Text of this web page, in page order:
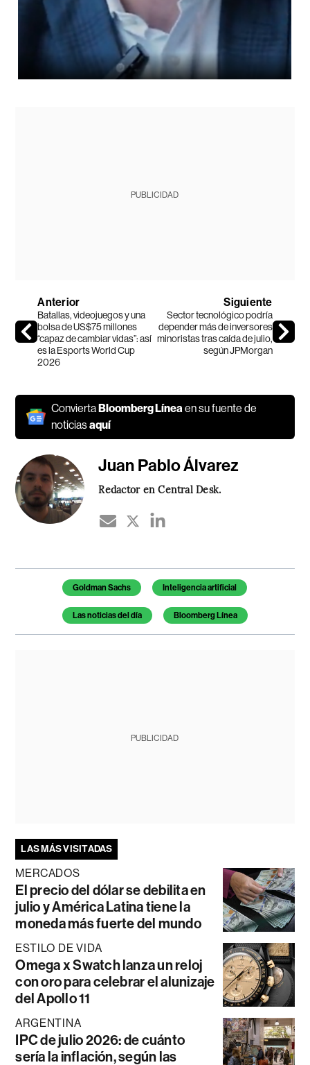
PUBLICIDAD
Anterior
Batallas, videojuegos y una
bolsa de US$75 millones
“capaz de cambiar vidas”: así
es la Esports World Cup
2026
Siguiente
Sector tecnológico podría
depender más de inversores
minoristas tras caída de julio,
según JPMorgan
ConviertaBloomberg Línea en su fuente de
noticiasaquí
Juan Pablo Álvarez
Redactor en Central Desk.
Temas de este artículo
Goldman Sachs Inteligencia artificial
Las noticias del día Bloomberg Línea
PUBLICIDAD
LAS MÁS VISITADAS
MERCADOS
El precio del dólar se debilita en
julio y América Latina tiene la
moneda más fuerte del mundo
ESTILO DE VIDA
Omega x Swatch lanza un reloj
con oro para celebrar el alunizaje
del Apollo 11
ARGENTINA
IPC de julio 2026: de cuánto
sería la inflación, según las